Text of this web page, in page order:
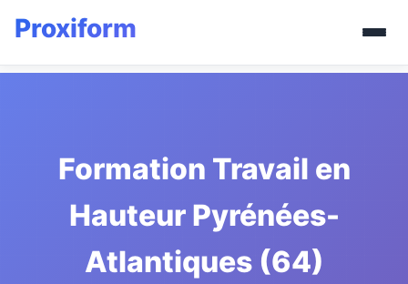
Formation Travail en
Hauteur Pyrénées-
Atlantiques (64)